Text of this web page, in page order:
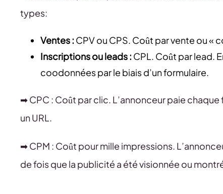
types:
Ventes : CPV ou CPS. Coût par vente ou «
Inscriptions ou leads : CPL. Coût par lead.
coodonnées par le biais d’un formulaire.
➡ CPC : Coût par clic. L’annonceur paie
un URL.
➡ CPM : Coût pour mille impressions.
de fois que la publicité a été visionnée ou